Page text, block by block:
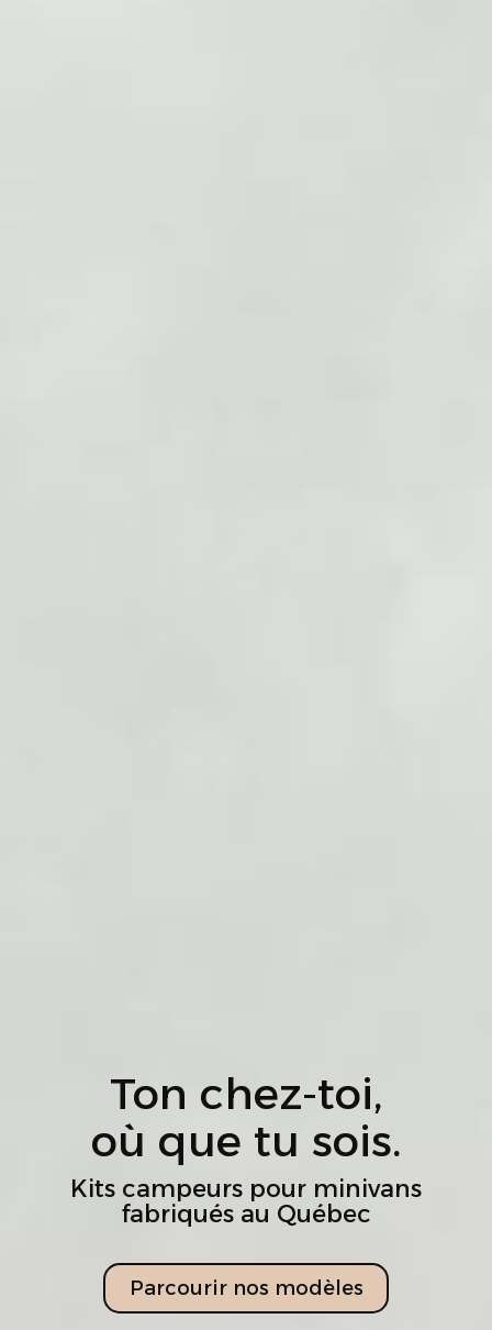
Ton chez-toi,
où que tu sois.
Kits campeurs pour minivans
fabriqués au Québec
Parcourir nos mo​dèles